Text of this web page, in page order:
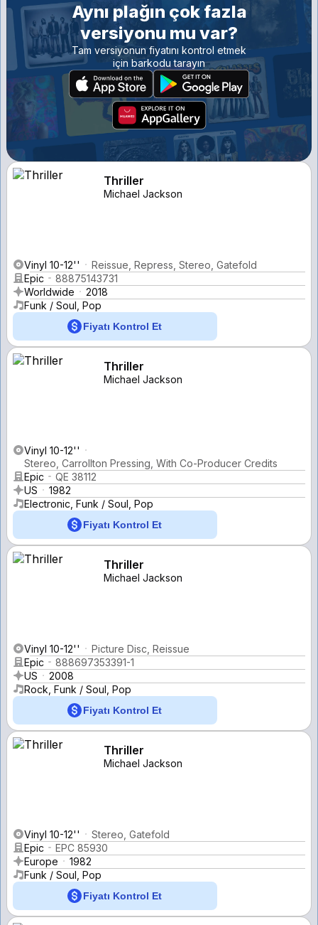
Aynı plağın çok fazla
versiyonu mu var?
Tam versiyonun fiyatını kontrol etmek
için barkodu tarayın
Thriller
Michael Jackson
Vinyl 10-12''
Reissue, Repress, Stereo, Gatefold
Epic
88875143731
Worldwide
2018
Funk / Soul, Pop
Fiyatı Kontrol Et
Thriller
Michael Jackson
Vinyl 10-12''
Stereo, Carrollton Pressing, With Co-Producer Credits
Epic
QE 38112
US
1982
Electronic, Funk / Soul, Pop
Fiyatı Kontrol Et
Thriller
Michael Jackson
Vinyl 10-12''
Picture Disc, Reissue
Epic
888697353391-1
US
2008
Rock, Funk / Soul, Pop
Fiyatı Kontrol Et
Thriller
Michael Jackson
Vinyl 10-12''
Stereo, Gatefold
Epic
EPC 85930
Europe
1982
Funk / Soul, Pop
Fiyatı Kontrol Et